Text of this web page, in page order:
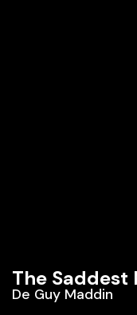
The Saddest
De Guy Maddin